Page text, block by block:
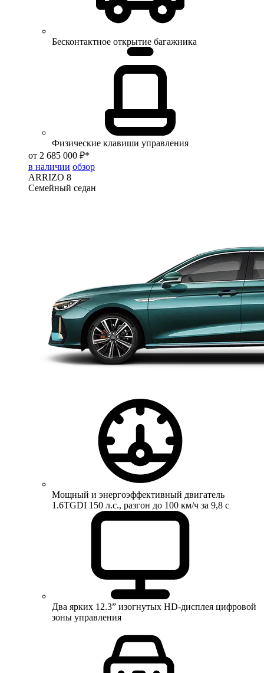
Бесконтактное открытие багажника
Физические клавиши управления
от 2 685 000 ₽*
в наличии обзор
ARRIZO 8
Семейный седан
Мощный и энергоэффективный двигатель
1.6TGDI 150 л.с., разгон до 100 км/ч за 9,8 с
Два ярких 12.3” изогнутых HD-дисплея цифровой
зоны управления